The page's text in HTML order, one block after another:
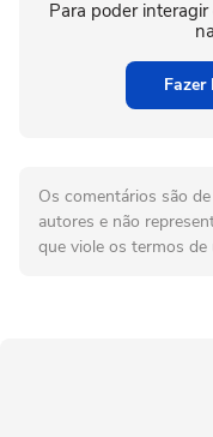
Para poder
Os comentários são
autores e não
que viole os termos de